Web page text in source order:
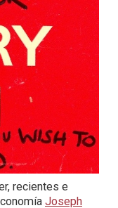
recientes e
Joseph